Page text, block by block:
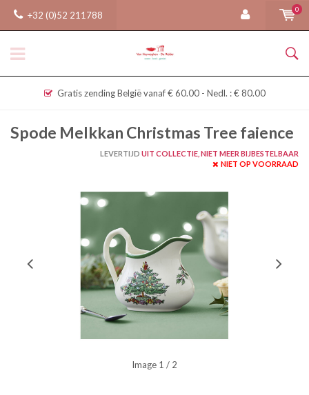
+32 (0)52 211788
0
Gratis zending België vanaf € 60.00 - Nedl. : € 80.00
Spode Melkkan Christmas Tree faience
LEVERTIJD UIT COLLECTIE, NIET MEER BIJBESTELBAAR
NIET OP VOORRAAD
Image 1 / 2